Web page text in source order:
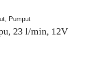
Pumput
23 l/min, 12V